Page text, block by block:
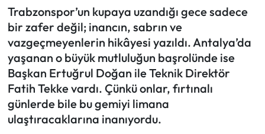
Trabzonspor’un kupaya uzandığı gece sadece
bir zafer değil; inancın, sabrın ve
vazgeçmeyenlerin hikâyesi yazıldı. Antalya’da
yaşanan o büyük mutluluğun başrolünde ise
Başkan Ertuğrul Doğan ile Teknik Direktör
Fatih Tekke vardı. Çünkü onlar, fırtınalı
günlerde bile bu gemiyi limana
ulaştıracaklarına inanıyordu.
Köşe Yazıları
Karikatür Galeri
BIK
ASTROLOJİ
Spor Yazıları